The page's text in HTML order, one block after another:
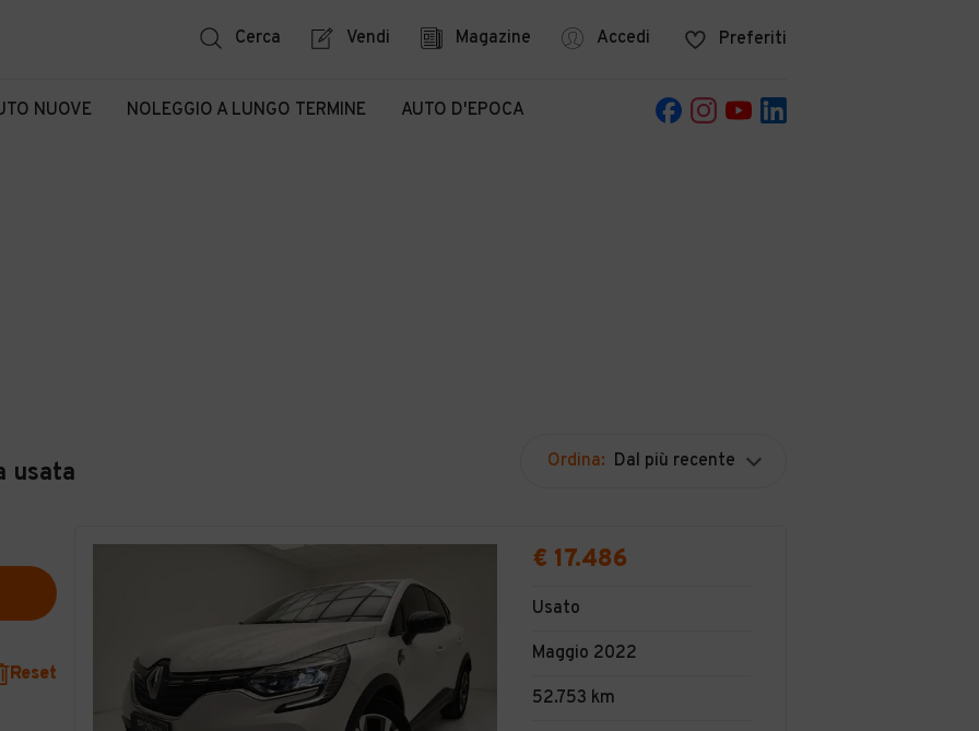
Cerca Vendi Magazine Accedi Preferiti
NUOVE NOLEGGIO A LUNGO TERMINE AUTO D'EPOCA
usata Ordina: Dal più recente
Reset
€ 17.486
Usato
Maggio 2022
52.753 km